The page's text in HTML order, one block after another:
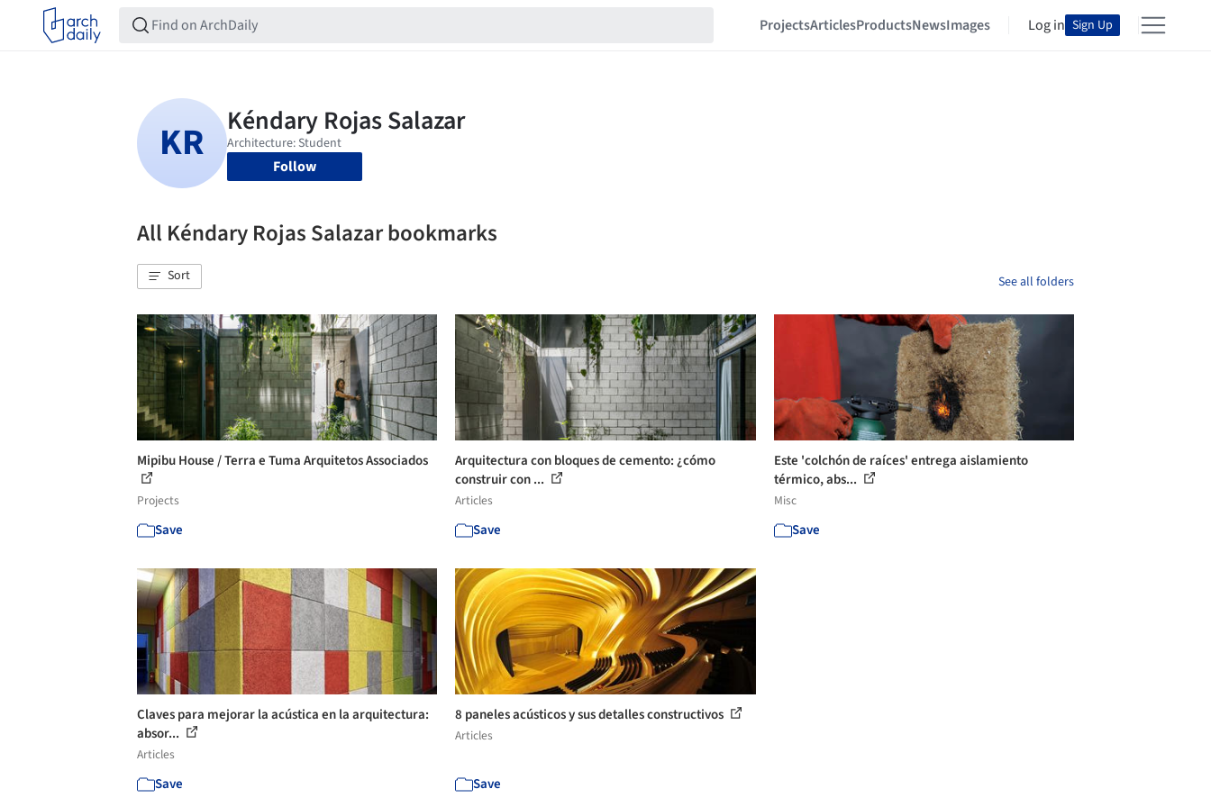
ProjectsArticlesProductsNewsImages Log in Sign Up
Follow
All Kéndary Rojas Salazar bookmarks
Sort See all folders
Mipibu House / Terra e Tuma Arquitetos Associados
Projects
Save
Arquitectura con bloques de cemento: ¿cómo
construir con ...
Articles
Save
Este 'colchón de raíces' entrega aislamiento
térmico, abs...
Misc
Save
Claves para mejorar la acústica en la arquitectura:
absor...
Articles
Save
8 paneles acústicos y sus detalles constructivos
Articles
Save